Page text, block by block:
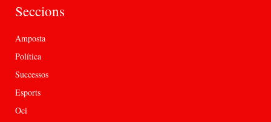
Seccions
Amposta
Política
Successos
Esports
Oci